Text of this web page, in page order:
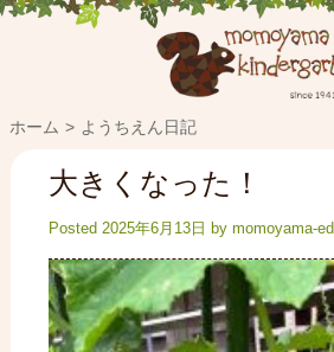
ホーム ようちえん日記
大きくなった！
Posted 2025年6月13日 by momoyama-ed